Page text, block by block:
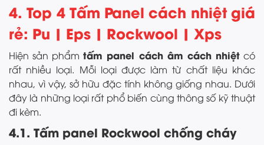
4. Top 4 Tấm Panel cách nhiệt giá
rẻ: Pu | Eps | Rockwool | Xps
Hiện sản phẩmtấm panel cách âm cách nhiệtcó
rất nhiều loại. Mỗi loại được làm từ chất liệu khác
nhau, vì vậy, sở hữu đặc tính không giống nhau. Dưới
đây là những loại rất phổ biến cùng thông số kỹ thuật
đi kèm.
4.1. Tấm panel Rockwool chống cháy